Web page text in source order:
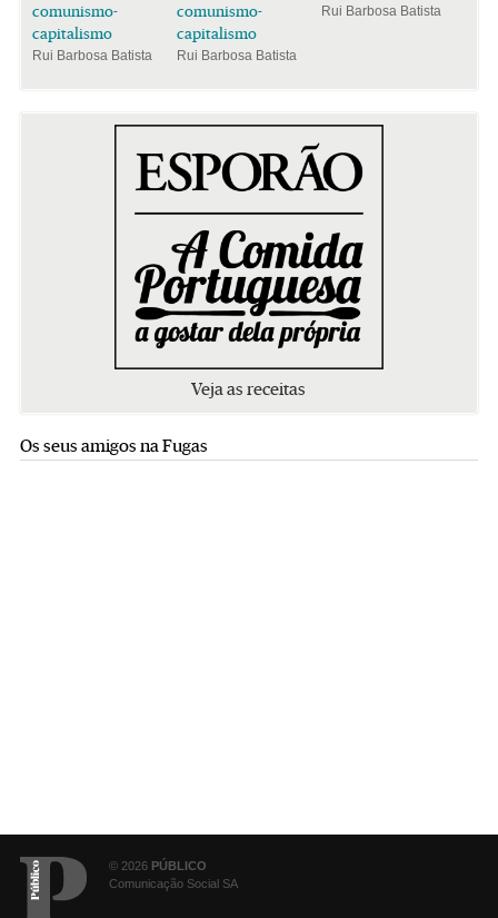
comunismo-
capitalismo
Rui Barbosa Batista
comunismo-
capitalismo
Rui Barbosa Batista
Rui Barbosa Batista
Veja as receitas
Os seus amigos na Fugas
© 2026 PÚBLICO
Comunicação Social SA